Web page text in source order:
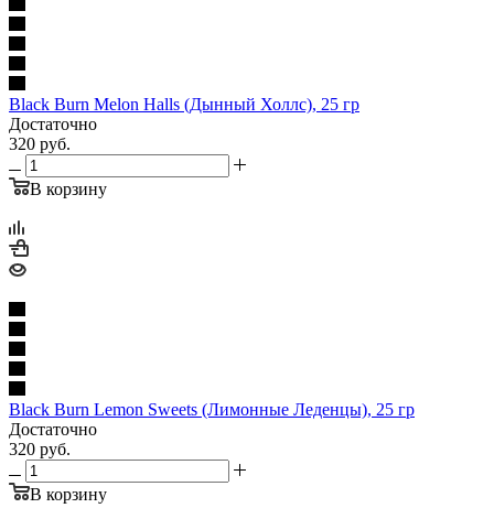
Black Burn Melon Halls (Дынный Холлс), 25 гр
Достаточно
320 руб.
В корзину
Black Burn Lemon Sweets (Лимонные Леденцы), 25 гр
Достаточно
320 руб.
В корзину